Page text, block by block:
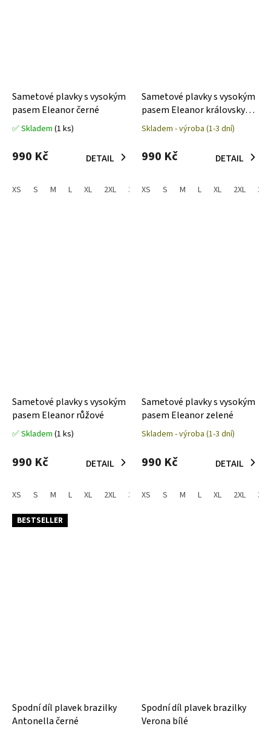
Sametové plavky s vysokým
pasem Eleanor černé
Průměrné
produktu
z
✅ Skladem (1 ks)
990 Kč DETAIL
XS S M L XL 2XL 3XL
Sametové plavky s vysokým
pasem Eleanor královsky
modré
Průměrné
produktu
z
Skladem - výroba (1-3 dní)
990 Kč DETAIL
XS S M L XL 2XL 3XL
Sametové plavky s vysokým
pasem Eleanor růžové
Průměrné
produktu
je
z
hvězdiček.
✅ Skladem (1 ks)
990 Kč DETAIL
XS S M L XL 2XL 3XL
Sametové plavky s vysokým
pasem Eleanor zelené
Průměrné
produktu
je
z
Skladem - výroba (1-3 dní)
990 Kč DETAIL
XS S M L XL 2XL 3XL
BESTSELLER
Spodní díl plavek brazilky
Antonella černé
Spodní díl plavek brazilky
Verona bílé